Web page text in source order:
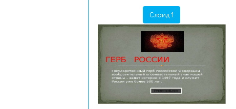
Слайд 1